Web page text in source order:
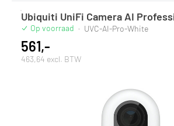
Ubiquiti UniFi Camera AI
Op voorraad · UVC-AI-Pro-White
561,-
463,64 excl. BTW